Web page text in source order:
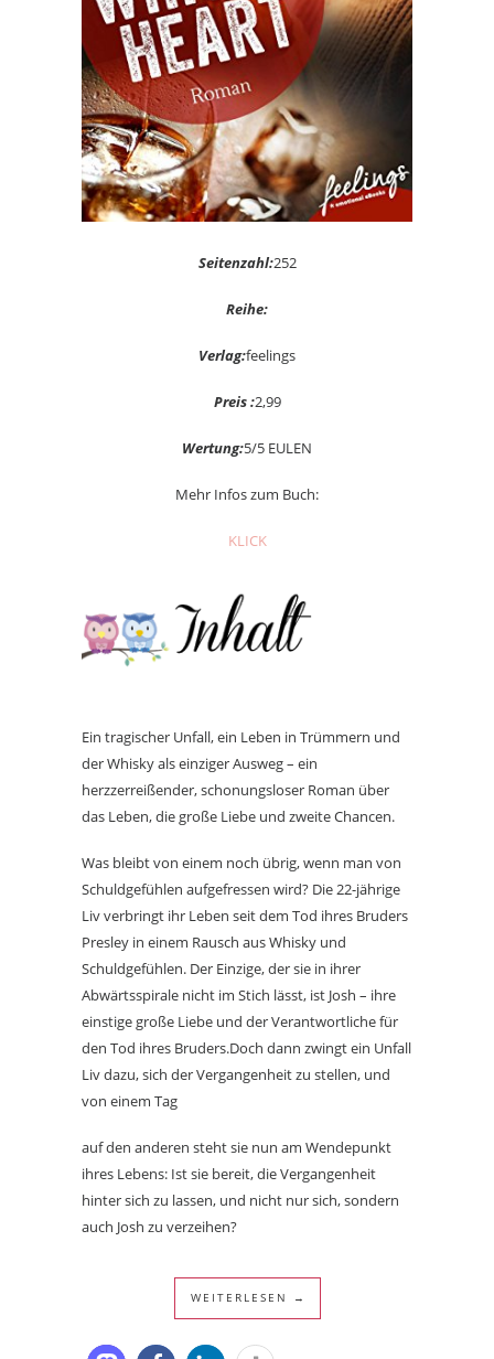
Seitenzahl:252
Reihe:
Verlag:feelings
Preis :2,99
Wertung:5/5 EULEN
Mehr Infos zum Buch:
KLICK
Ein tragischer Unfall, ein Leben in Trümmern und
der Whisky als einziger Ausweg – ein
herzzerreißender, schonungsloser Roman über
das Leben, die große Liebe und zweite Chancen.
Was bleibt von einem noch übrig, wenn man von
Schuldgefühlen aufgefressen wird? Die 22-jährige
Liv verbringt ihr Leben seit dem Tod ihres Bruders
Presley in einem Rausch aus Whisky und
Schuldgefühlen. Der Einzige, der sie in ihrer
Abwärtsspirale nicht im Stich lässt, ist Josh – ihre
einstige große Liebe und der Verantwortliche für
den Tod ihres Bruders.Doch dann zwingt ein Unfall
Liv dazu, sich der Vergangenheit zu stellen, und
von einem Tag
auf den anderen steht sie nun am Wendepunkt
ihres Lebens: Ist sie bereit, die Vergangenheit
hinter sich zu lassen, und nicht nur sich, sondern
auch Josh zu verzeihen?
WEITERLESEN →